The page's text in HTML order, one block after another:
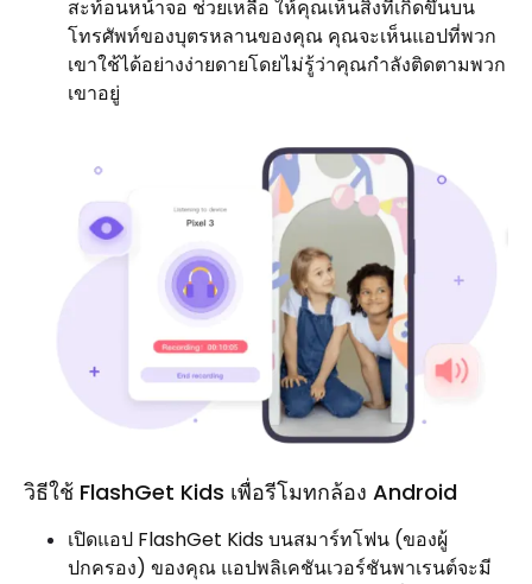
สะท้อนหน้าจอ ช่วยเหลือ ให้คุณเห็นสิ่งที่เกิดขึ้นบน
โทรศัพท์ของบุตรหลานของคุณ คุณจะเห็นแอปที่พวก
เขาใช้ได้อย่างง่ายดายโดยไม่รู้ว่าคุณกำลังติดตามพวก
เขาอยู่
วิธีใช้ FlashGet Kids เพื่อรีโมทกล้อง Android
เปิดแอป FlashGet Kids บนสมาร์ทโฟน (ของผู้
ปกครอง) ของคุณ แอปพลิเคชันเวอร์ชันพาเรนต์จะมี